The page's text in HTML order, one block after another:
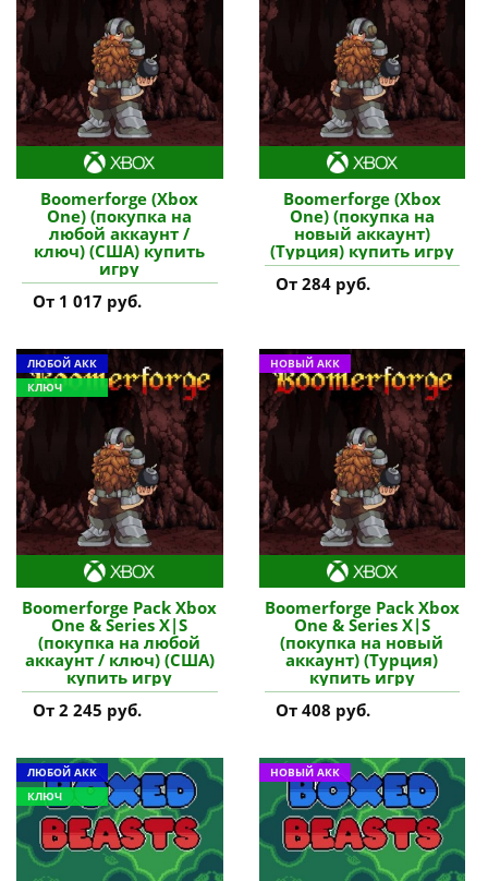
Boomerforge (Xbox
One) (покупка на
любой аккаунт /
ключ) (США) купить
игру
От 1 017 руб.
Boomerforge (Xbox
One) (покупка на
новый аккаунт)
(Турция) купить игру
От 284 руб.
ЛЮБОЙ АКК
КЛЮЧ
Boomerforge Pack Xbox
One & Series X|S
(покупка на любой
аккаунт / ключ) (США)
купить игру
От 2 245 руб.
НОВЫЙ АКК
Boomerforge Pack Xbox
One & Series X|S
(покупка на новый
аккаунт) (Турция)
купить игру
От 408 руб.
ЛЮБОЙ АКК
КЛЮЧ
НОВЫЙ АКК